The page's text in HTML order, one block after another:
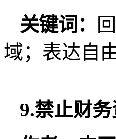
关键词：
域；表达自
9.禁止财